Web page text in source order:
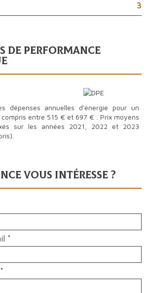
3
dépenses annuelles d'énergie pour un
entre 515 € et 697 € . Prix moyens
sur les années 2021, 2022 et 2023
vous intéresse ?
*